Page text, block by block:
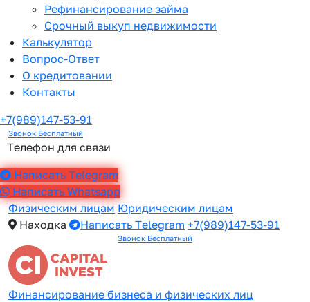
Рефинансирование займа
Срочный выкуп недвижимости
Калькулятор
Вопрос-Ответ
О кредитовании
Контакты
+7(989)147-53-91
Звонок Бесплатный
Телефон для связи
Написать Telegram
Написать Whatsapp
Физическим лицам Юридическим лицам
Находка
Написать Telegram +7(989)147-53-91
Звонок Бесплатный
Финансирование бизнеса и физических лиц